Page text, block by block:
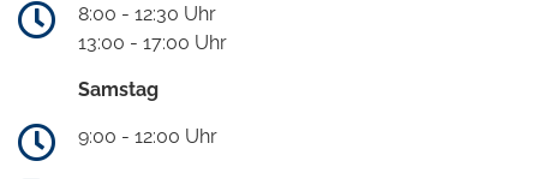
8:00 - 12:30 Uhr
13:00 - 17:00 Uhr
Samstag
9:00 - 12:00 Uhr